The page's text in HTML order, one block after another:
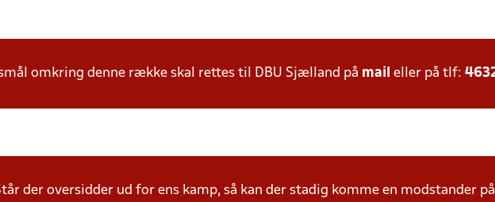
omkring denne række skal rettes til DBU Sjælland på mail eller på tlf:
der oversidder ud for ens kamp, så kan der stadig komme en modstander